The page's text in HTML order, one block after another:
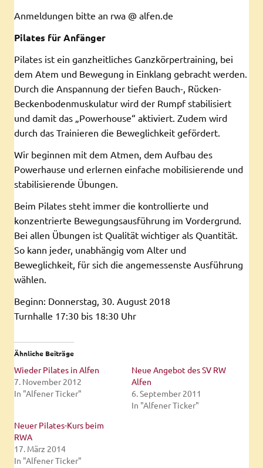
Anmeldungen bitte an rwa @ alfen.de
Pilates für Anfänger
Pilates ist ein ganzheitliches Ganzkörpertraining, bei
dem Atem und Bewegung in Einklang gebracht werden.
Durch die Anspannung der tiefen Bauch-, Rücken-
Beckenbodenmuskulatur wird der Rumpf stabilisiert
und damit das „Powerhouse“ aktiviert. Zudem wird
durch das Trainieren die Beweglichkeit gefördert.
Wir beginnen mit dem Atmen, dem Aufbau des
Powerhause und erlernen einfache mobilisierende und
stabilisierende Übungen.
Beim Pilates steht immer die kontrollierte und
konzentrierte Bewegungsausführung im Vordergrund.
Bei allen Übungen ist Qualität wichtiger als Quantität.
So kann jeder, unabhängig vom Alter und
Beweglichkeit, für sich die angemessenste Ausführung
wählen.
Beginn: Donnerstag, 30. August 2018
Turnhalle 17:30 bis 18:30 Uhr
Ähnliche Beiträge
Wieder Pilates in Alfen
7. November 2012
In "Alfener Ticker"
Neue Angebot des SV RW
Alfen
6. September 2011
In "Alfener Ticker"
Neuer Pilates-Kurs beim
RWA
17. März 2014
In "Alfener Ticker"